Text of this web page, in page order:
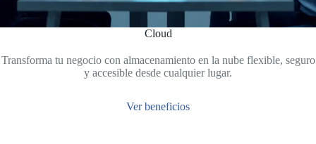
Cloud
Transforma tu negocio con almacenamiento en la nube flexible, seguro
y accesible desde cualquier lugar.
Ver beneficios